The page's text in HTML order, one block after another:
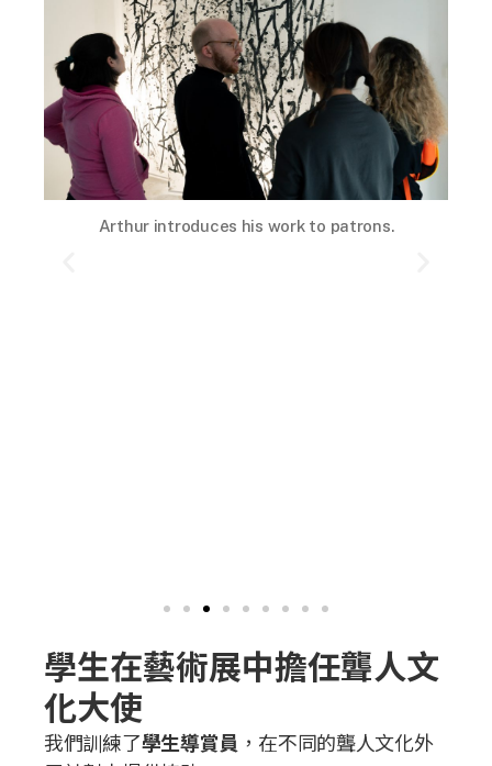
Jen, one of the artists of Point Line
學生在藝術展中擔任聾人文
化大使
我們訓練了學生導賞員 ，在不同的聾人文化外